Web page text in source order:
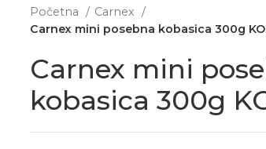
Početna
Carnex
Carnex mini posebna kobasica 300g
Carnex mini
kobasica 300g